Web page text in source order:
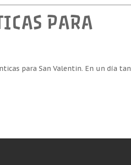
PARA
para San Valentin. En un día tan